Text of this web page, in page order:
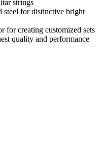
strings
for distinctive bright
for creating customized sets
quality and performance